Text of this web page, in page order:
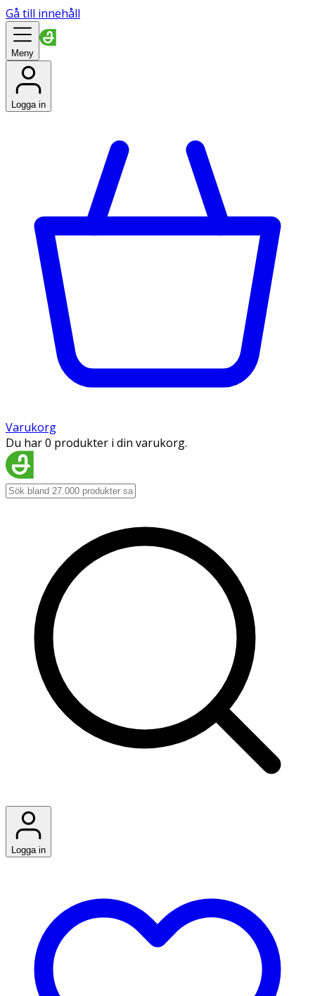
Gå till innehåll
Meny
Logga in
Varukorg
Du har 0 produkter i din varukorg.
Logga in